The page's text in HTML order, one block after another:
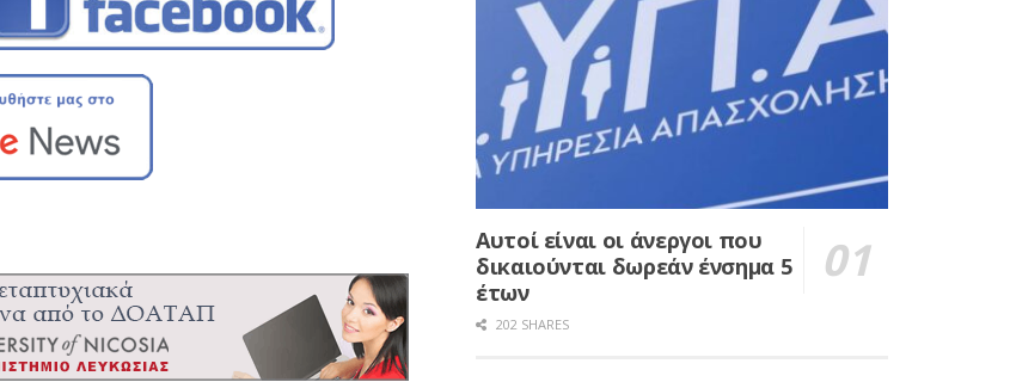
Αυτοί είναι οι άνεργοι που
δικαιούνται δωρεάν ένσημα 5
έτων
202 SHARES